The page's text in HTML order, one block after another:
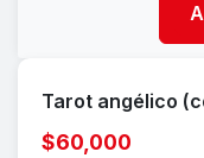
Tarot angélico
$60,000